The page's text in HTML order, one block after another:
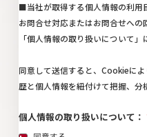
■当社が取得する個人情報の利
お問合せ対応またはお問合せへの
「個人情報の取り扱いについて 」
同意して送信すると、Cookieに
歴と個人情報を紐付けて把握、分
個人情報の取り扱いについて：